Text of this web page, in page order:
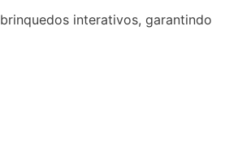
interativos, garantindo